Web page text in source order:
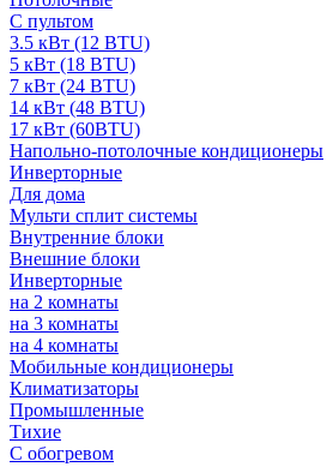
С пультом
3.5 кВт (12 BTU)
5 кВт (18 BTU)
7 кВт (24 BTU)
14 кВт (48 BTU)
17 кВт (60BTU)
Напольно-потолочные кондиционеры
Инверторные
Для дома
Мульти сплит системы
Внутренние блоки
Внешние блоки
Инверторные
на 2 комнаты
на 3 комнаты
на 4 комнаты
Мобильные кондиционеры
Климатизаторы
Промышленные
Тихие
С обогревом